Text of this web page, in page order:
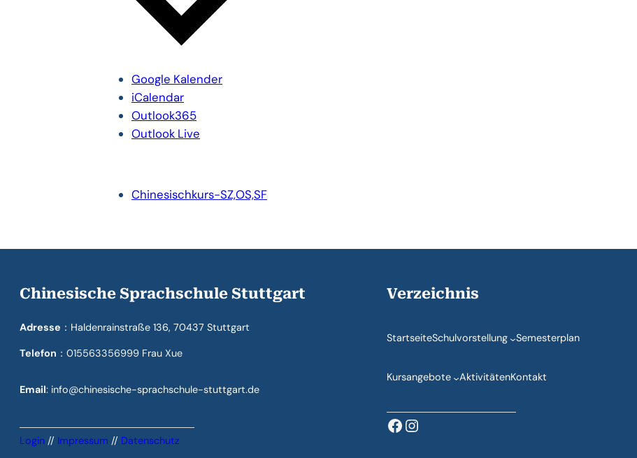
Google Kalender
iCalendar
Outlook365
Outlook Live
Chinesischkurs-SZ,OS,SF
Chinesische Sprachschule Stuttgart
Adresse ：Haldenrainstraße 136, 70437 Stuttgart
Telefon ：015563356999 Frau Xue
Email: info@chinesische-sprachschule-stuttgart.de
Login // Impressum // Datenschutz
Verzeichnis
StartseiteSchulvorstellung Semesterplan
Kursangebote AktivitätenKontakt
Facebook
Instagram